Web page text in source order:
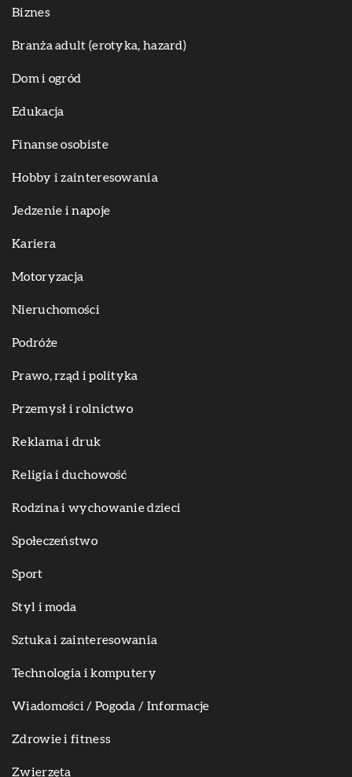
Biznes
Branża adult (erotyka, hazard)
Dom i ogród
Edukacja
Finanse osobiste
Hobby i zainteresowania
Jedzenie i napoje
Kariera
Motoryzacja
Nieruchomości
Podróże
Prawo, rząd i polityka
Przemysł i rolnictwo
Reklama i druk
Religia i duchowość
Rodzina i wychowanie dzieci
Społeczeństwo
Sport
Styl i moda
Sztuka i zainteresowania
Technologia i komputery
Wiadomości / Pogoda / Informacje
Zdrowie i fitness
Zwierzęta